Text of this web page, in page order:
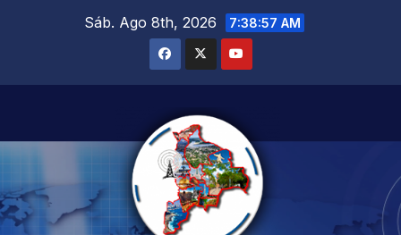
Sáb. Ago 8th, 2026 7:38:58 AM